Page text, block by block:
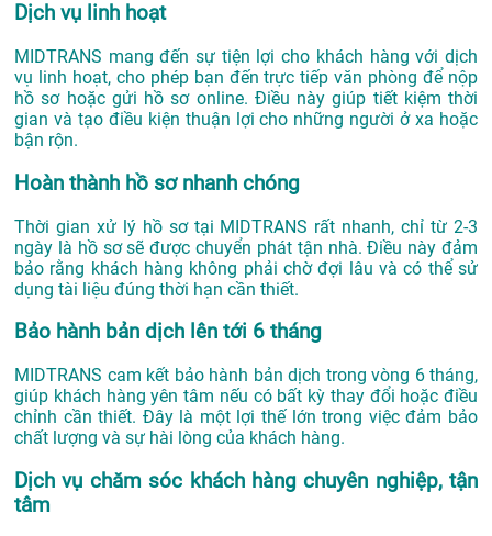
Dịch vụ linh hoạt
MIDTRANS mang đến sự tiện lợi cho khách hàng với dịch
vụ linh hoạt, cho phép bạn đến trực tiếp văn phòng để nộp
hồ sơ hoặc gửi hồ sơ online. Điều này giúp tiết kiệm thời
gian và tạo điều kiện thuận lợi cho những người ở xa hoặc
bận rộn.
Hoàn thành hồ sơ nhanh chóng
Thời gian xử lý hồ sơ tại MIDTRANS rất nhanh, chỉ từ 2-3
ngày là hồ sơ sẽ được chuyển phát tận nhà. Điều này đảm
bảo rằng khách hàng không phải chờ đợi lâu và có thể sử
dụng tài liệu đúng thời hạn cần thiết.
Bảo hành bản dịch lên tới 6 tháng
MIDTRANS cam kết bảo hành bản dịch trong vòng 6 tháng,
giúp khách hàng yên tâm nếu có bất kỳ thay đổi hoặc điều
chỉnh cần thiết. Đây là một lợi thế lớn trong việc đảm bảo
chất lượng và sự hài lòng của khách hàng.
Dịch vụ chăm sóc khách hàng chuyên nghiệp, tận
tâm